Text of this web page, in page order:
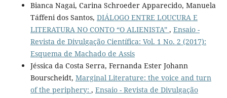
Bianca Nagai, Carina Schroeder Apparecido, Manuela
Táffeni dos Santos, DIÁLOGO ENTRE LOUCURA E
LITERATURA NO CONTO “O ALIENISTA” , Ensaio -
Revista de Divulgação Científica: Vol. 1 No. 2 (2017):
Esquema de Machado de Assis
Jéssica da Costa Serra, Fernanda Ester Johann
Bourscheidt, Marginal Literature: the voice and turn
of the periphery: , Ensaio - Revista de Divulgação